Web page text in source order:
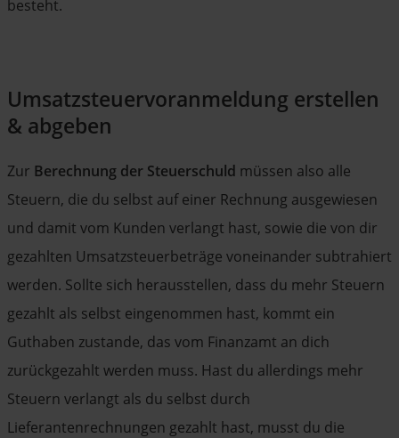
besteht.
Umsatzsteuervoranmeldung erstellen
& abgeben
Zur Berechnung der Steuerschuld müssen also alle
Steuern, die du selbst auf einer Rechnung ausgewiesen
und damit vom Kunden verlangt hast, sowie die von dir
gezahlten Umsatzsteuerbeträge voneinander subtrahiert
werden. Sollte sich herausstellen, dass du mehr Steuern
gezahlt als selbst eingenommen hast, kommt ein
Guthaben zustande, das vom Finanzamt an dich
zurückgezahlt werden muss. Hast du allerdings mehr
Steuern verlangt als du selbst durch
Lieferantenrechnungen gezahlt hast, musst du die